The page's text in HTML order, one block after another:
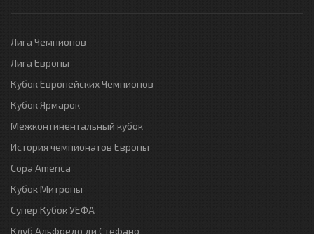
Лига Чемпионов
Лига Европы
Кубок Европейских Чемпионов
Кубок Ярмарок
Межконтинентальный кубок
История чемпионатов Европы
Copa America
Кубок Митропы
Супер Кубок УЕФА
Клуб Альфредо ди Стефано